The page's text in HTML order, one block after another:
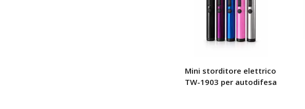
Mini storditore elettrico
TW-1903 per autodifesa